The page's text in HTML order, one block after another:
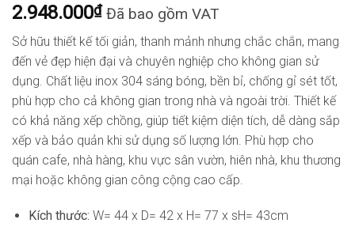
2.948.000₫ Đã bao gồm VAT
Sở hữu thiết kế tối giản, thanh mảnh nhưng chắc chắn, mang
đến vẻ đẹp hiện đại và chuyên nghiệp cho không gian sử
dụng. Chất liệu inox 304 sáng bóng, bền bỉ, chống gỉ sét tốt,
phù hợp cho cả không gian trong nhà và ngoài trời. Thiết kế
có khả năng xếp chồng, giúp tiết kiệm diện tích, dễ dàng sắp
xếp và bảo quản khi sử dụng số lượng lớn. Phù hợp cho
quán cafe, nhà hàng, khu vực sân vườn, hiên nhà, khu thương
mại hoặc không gian công cộng cao cấp.
Kích thước: W= 44 x D= 42 x H= 77 x sH= 43cm